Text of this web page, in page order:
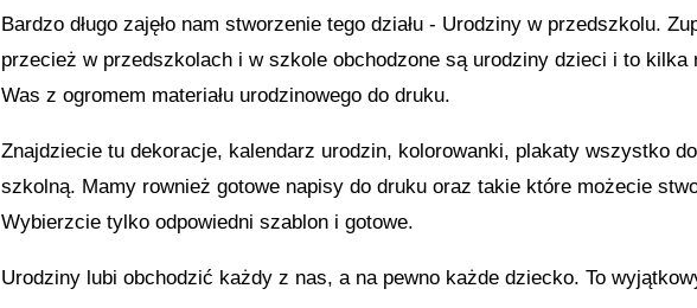
Bardzo długo zajęło nam stworzenie tego działu - Urodziny w przedszkolu.
przecież w przedszkolach i w szkole obchodzone są urodziny dzieci i to
Was z ogromem materiału urodzinowego do druku.
Znajdziecie tu dekoracje, kalendarz urodzin, kolorowanki, plakaty wszystko
szkolną. Mamy rownież gotowe napisy do druku oraz takie które możecie
Wybierzcie tylko odpowiedni szablon i gotowe.
Urodziny lubi obchodzić każdy z nas, a na pewno każde dziecko. To